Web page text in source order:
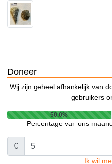
Doneer
Wij zijn geheel afhankelijk van
gebruikers
50.0%
Percentage van ons
€
Ik wil